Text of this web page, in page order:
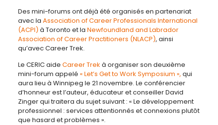
Des mini-forums ont déjà été organisés en partenariat
avec la Association of Career Professionals International
(ACPI) à Toronto et la Newfoundland and Labrador
Association of Career Practitioners (NLACP), ainsi
qu’avec Career Trek.
Le CERIC aide Career Trek à organiser son deuxième
mini-forum appelé « Let’s Get to Work Symposium », qui
aura lieu à Winnipeg le 21 novembre. Le conférencier
d’honneur est l’auteur, éducateur et conseiller David
Zinger qui traitera du sujet suivant : « Le développement
professionnel : services attentionnés et connexions plutôt
que hasard et problèmes ».